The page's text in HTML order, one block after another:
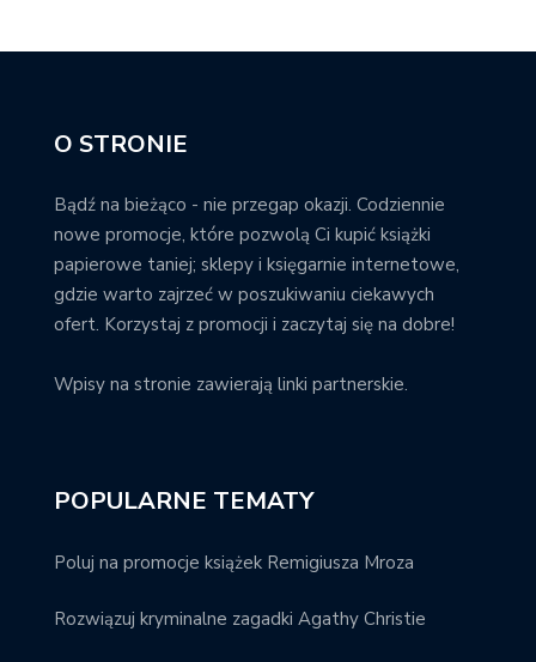
O STRONIE
Bądź na bieżąco - nie przegap okazji. Codziennie
nowe promocje, które pozwolą Ci kupić książki
papierowe taniej; sklepy i księgarnie internetowe,
gdzie warto zajrzeć w poszukiwaniu ciekawych
ofert. Korzystaj z promocji i zaczytaj się na dobre!
Wpisy na stronie zawierają linki partnerskie.
POPULARNE TEMATY
Poluj na promocje książek Remigiusza Mroza
Rozwiązuj kryminalne zagadki Agathy Christie